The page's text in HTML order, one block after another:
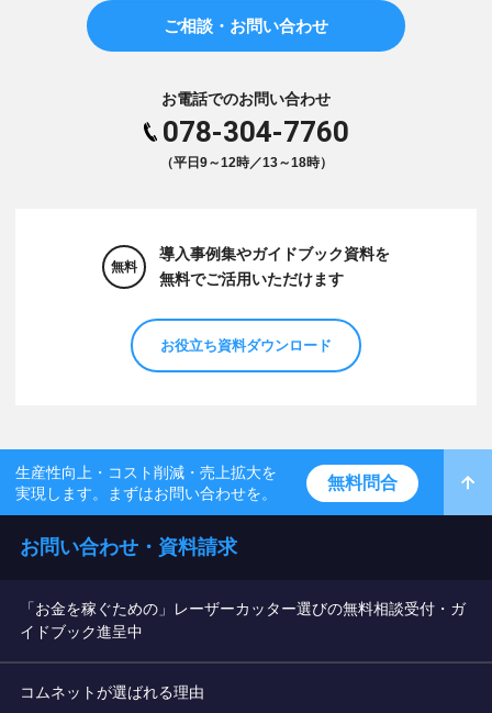
ご相談・お問い合わせ
お電話でのお問い合わせ
078-304-7760
（平日9～12時／13～18時）
無料
導入事例集やガイドブック資料を
無料でご活用いただけます
お役立ち資料ダウンロード
生産性向上・コスト削減・売上拡大を
実現します。まずはお問い合わせを。
無料問合
お問い合わせ・資料請求
「お金を稼ぐための」レーザーカッター選びの無料相談受付・ガ
イドブック進呈中
コムネットが選ばれる理由